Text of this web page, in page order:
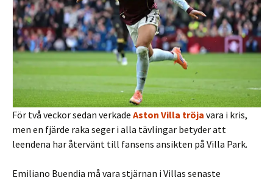
För två veckor sedan verkade Aston Villa tröja vara i kris,
men en fjärde raka seger i alla tävlingar betyder att
leendena har återvänt till fansens ansikten på Villa Park.
Emiliano Buendia må vara stjärnan i Villas senaste